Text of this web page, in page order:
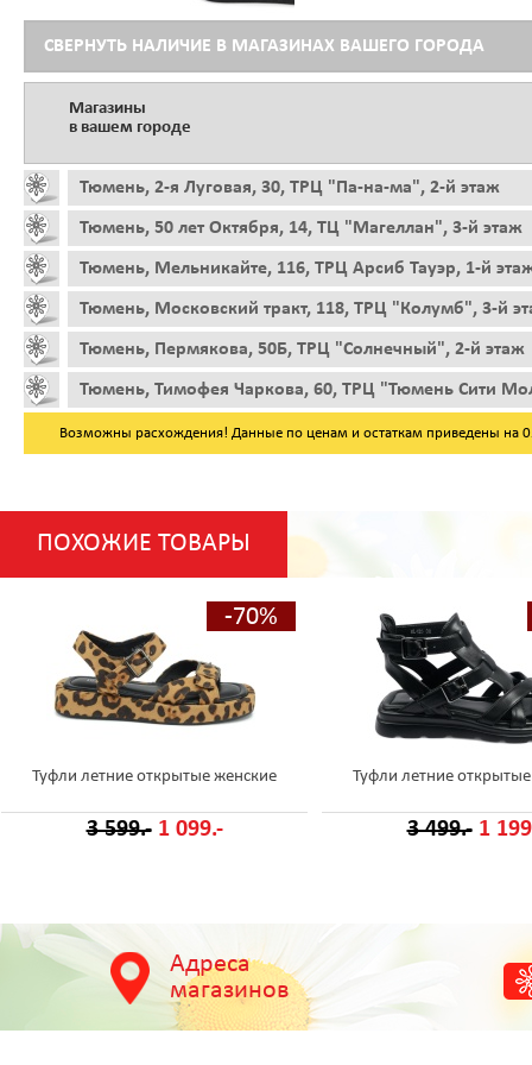
СВЕРНУТЬ НАЛИЧИЕ В МАГАЗИНАХ ВАШЕГО ГОРОДА
Магазины
в вашем городе
Тюмень, 2-я Луговая, 30, ТРЦ "Па-на-ма", 2-й этаж
Тюмень, 50 лет Октября, 14, ТЦ "Магеллан", 3-й этаж
Тюмень, Мельникайте, 116, ТРЦ Арсиб Тауэр, 1-й
Тюмень, Московский тракт, 118, ТРЦ "Колумб", 3-й
Тюмень, Пермякова, 50Б, ТРЦ "Солнечный", 2-й этаж
Тюмень, Тимофея Чаркова, 60, ТРЦ "Тюмень Сити
Возможны расхождения! Данные по ценам и остаткам приведены на
ПОХОЖИЕ ТОВАРЫ
-70%
Туфли летние открытые женские
3 599.- 1 099.-
Туфли летние
3 499.- 1
Адреса
магазинов